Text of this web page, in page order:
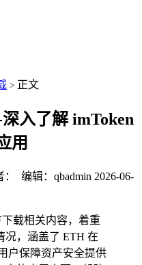
> 正文
入了解 imToken
用
编辑：qbadmin 2026-06-
载相关内容，着重
况，涵盖了 ETH 在
户保障资产安全提供